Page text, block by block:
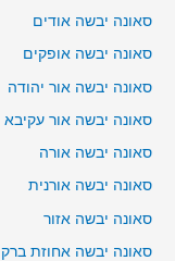
סאונה יבשה אודים
סאונה יבשה אופקים
סאונה יבשה אור יהודה
סאונה יבשה אור עקיבא
סאונה יבשה אורה
סאונה יבשה אורנית
סאונה יבשה אזור
סאונה יבשה אחוזת ברק